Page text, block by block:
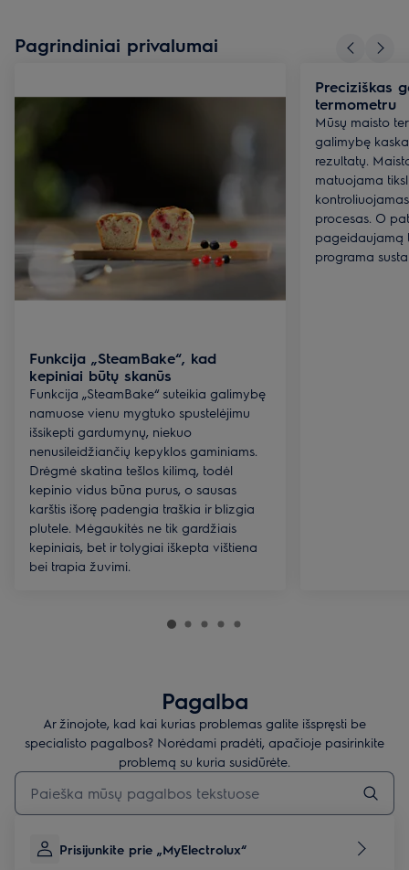
Pagrindiniai privalumai
Funkcija „SteamBake“, kad
kepiniai būtų skanūs
Funkcija „SteamBake“ suteikia galimybę
namuose vienu mygtuko spustelėjimu
išsikepti gardumynų, niekuo
nenusileidžiančių kepyklos gaminiams.
Drėgmė skatina tešlos kilimą, todėl
kepinio vidus būna purus, o sausas
karštis išorę padengia traškia ir blizgia
plutele. Mėgaukitės ne tik gardžiais
kepiniais, bet ir tolygiai iškepta vištiena
bei trapia žuvimi.
Preciziškas
termometru
Mūsų maisto
galimybę
rezultatų.
matuojama
procesas. O
pageidaujamą
programa
Pagalba
Ar žinojote, kad kai kurias problemas galite išspręsti be
specialisto pagalbos? Norėdami pradėti, apačioje pasirinkite
problemą su kuria susidūrėte.
Įveskite tekstą, jei norite ieškoti pagalbinių straipsnių
Prisijunkite prie „MyElectrolux“